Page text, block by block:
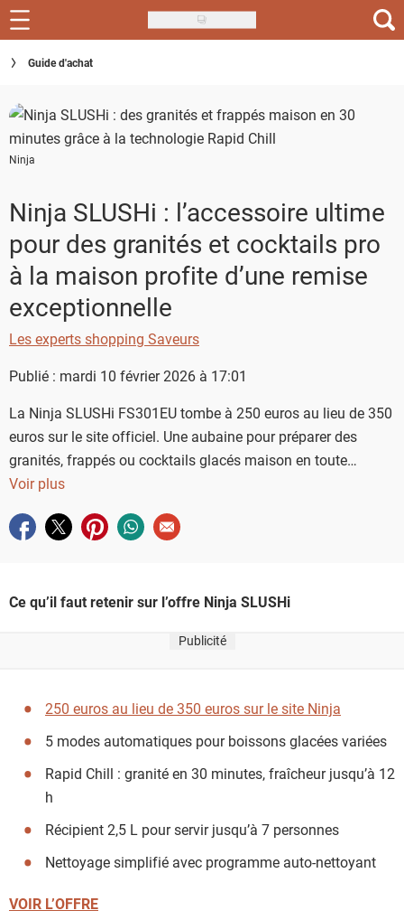
Skip
to
main
Recettes
Inspirations
Conseils
Actus
Téléchargez l'app Saveurs Recettes
Index des recettes
Guide d'achat
Guide d'achat
Ninja
Ninja SLUSHi : l’accessoire ultime
pour des granités et cocktails pro
à la maison profite d’une remise
exceptionnelle
Les experts shopping Saveurs
Publié : mardi 10 février 2026 à 17:01
La Ninja SLUSHi FS301EU tombe à 250 euros au lieu de 350
euros sur le site officiel. Une aubaine pour préparer des
granités, frappés ou cocktails glacés maison en toute
simplicité, et sans glaçons.
Voir plus
Partager sur facebook
Partager sur twitter
Partager sur pinterest
Partager sur whatsapp
Envoyer à un ami
Ce qu’il faut retenir sur l’offre Ninja SLUSHi
Publicité
250 euros au lieu de 350 euros sur le site Ninja
5 modes automatiques pour boissons glacées variées
Rapid Chill : granité en 30 minutes, fraîcheur jusqu’à 12
h
Récipient 2,5 L pour servir jusqu’à 7 personnes
Nettoyage simplifié avec programme auto-nettoyant
VOIR L’OFFRE